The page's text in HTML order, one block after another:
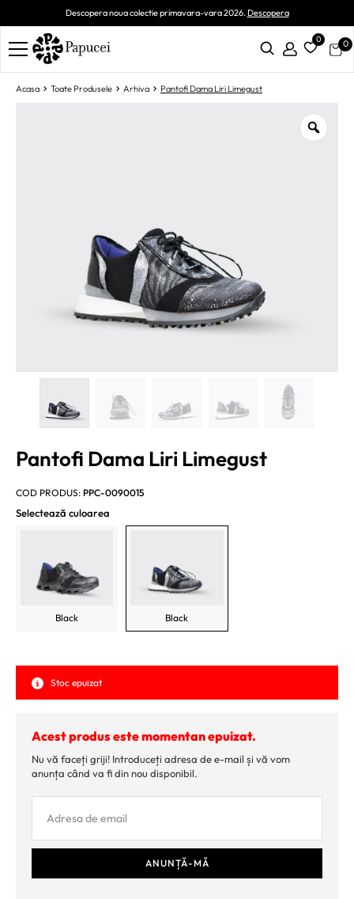
Descopera noua colectie primavara-vara 2026.Descopera
0 0
Acasa Toate Produsele Arhiva Pantofi Dama Liri Limegust
Pantofi Dama Liri Limegust
COD PRODUS: PPC-0090015
Selectează culoarea
Black Black
Stoc epuizat
Acest produs este momentan epuizat.
Nu vă faceți griji! Introduceți adresa de e-mail și vă vom
anunța când va fi din nou disponibil.